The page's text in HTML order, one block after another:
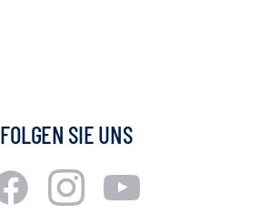
FOLGEN SIE UNS